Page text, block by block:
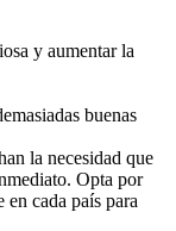
y aumentar la
buenas
la necesidad que
Opta por
cada país para